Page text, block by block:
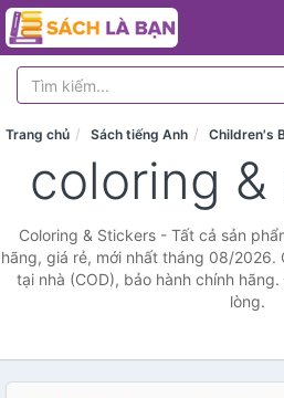
Trang chủ Sách tiếng Anh Children's
coloring
Coloring & Stickers - Tất cả sản
hãng, giá rẻ, mới nhất tháng 08/2026.
tại nhà (COD), bảo hành chính
lòng.